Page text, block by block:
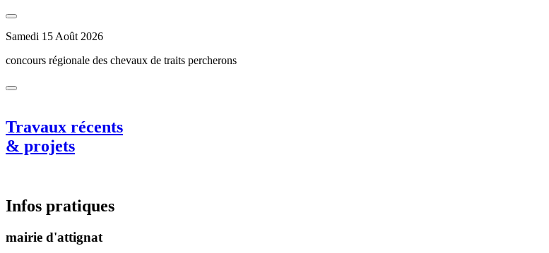
Samedi 15 Août 2026
concours régionale des chevaux de traits percherons
Travaux récents
& projets
Infos pratiques
mairie d'attignat